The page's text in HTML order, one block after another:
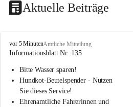
Aktuelle Beiträge
B
u
h
vor 5 MinutenAmtliche Mitteilung
Informationsblatt Nr. 135
Bitte Wasser sparen!
Hundkot-Beutelspender - Nutzen
Sie dieses Service!
Ehrenamtliche Fahrerinnen und